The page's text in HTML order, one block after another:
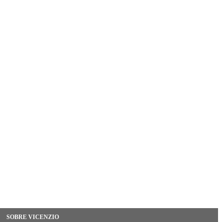
SOBRE VICENZIO